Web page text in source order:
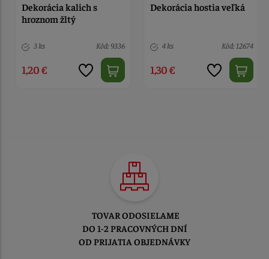
Dekorácia kalich s
hroznom žltý
3 ks Kód: 9336
1,20 €
Dekorácia hostia veľká
4 ks Kód: 12674
1,30 €
TOVAR ODOSIELAME
DO 1-2 PRACOVNÝCH DNÍ
OD PRIJATIA OBJEDNÁVKY